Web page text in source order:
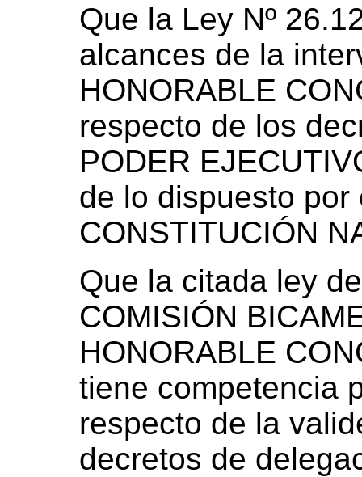
Que la Ley Nº
alcances de la
HONORABLE
respecto de los
PODER
de lo dispuesto
CONSTITUCIÓN
Que la citada ley
COMISIÓN
HONORABLE
tiene competencia
respecto de la
decretos de